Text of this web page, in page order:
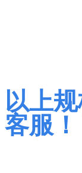
以上
客服！